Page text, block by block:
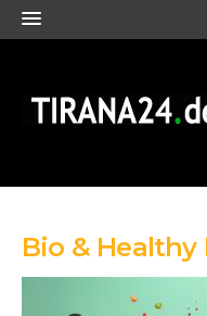
Bio & Healthy